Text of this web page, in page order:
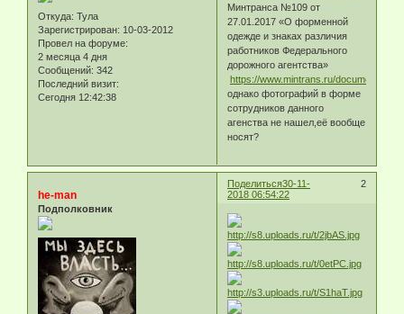
Откуда: Тула
Зарегистрирован: 10-03-2012
Провел на форуме:
2 месяца 4 дня
Сообщений: 342
Последний визит:
Сегодня 12:42:38
Минтранса №109 от
27.01.2017 «О форменной
одежде и знаках различия
работников Федерального
дорожного агентства»
https://www.mintrans.ru/documents/2/
однако фотографий в форме
сотрудников данного
агенства не нашел,её вообще
носят?
Поделиться 2
30-11-
2018 06:54:22
he-man
Подполковник